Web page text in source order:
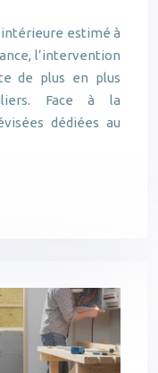
intérieure estimé à
l’intervention
de plus en plus
Face à la
dédiées au